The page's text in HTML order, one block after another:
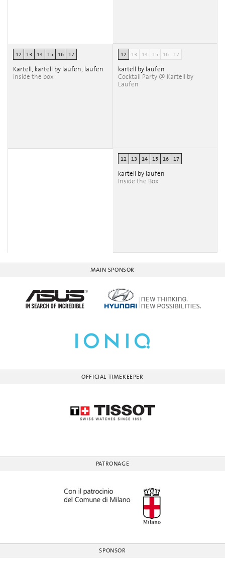
12 13 14 15 16 17
Kartell, kartell by laufen, laufen
inside the box
12 13 14 15 16 17
kartell by laufen
Cocktail Party @ Kartell by
Laufen
12 13 14 15 16 17
kartell by laufen
Inside the Box
MAIN SPONSOR
OFFICIAL TIMEKEEPER
PATRONAGE
SPONSOR